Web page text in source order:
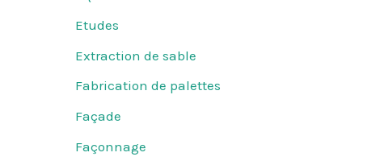
Etudes
Extraction de sable
Fabrication de palettes
Façade
Façonnage